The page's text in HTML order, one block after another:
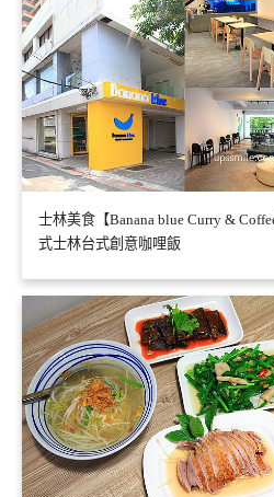
士林美食【Banana blue Curry &
式士林台式創意咖哩飯